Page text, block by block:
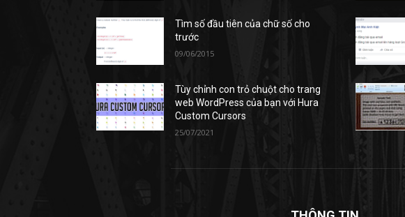
Tìm số đầu tiên của chữ số cho
trước
09/06/2015
Tùy chỉnh con trỏ chuột cho trang
web WordPress của bạn với Hura
Custom Cursors
25/07/2021